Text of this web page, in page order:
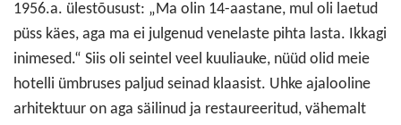
1956.a. ülestõusust: „Ma olin 14-aastane, mul oli laetud
püss käes, aga ma ei julgenud venelaste pihta lasta. Ikkagi
inimesed.“ Siis oli seintel veel kuuliauke, nüüd olid meie
hotelli ümbruses paljud seinad klaasist. Uhke ajalooline
arhitektuur on aga säilinud ja restaureeritud, vähemalt